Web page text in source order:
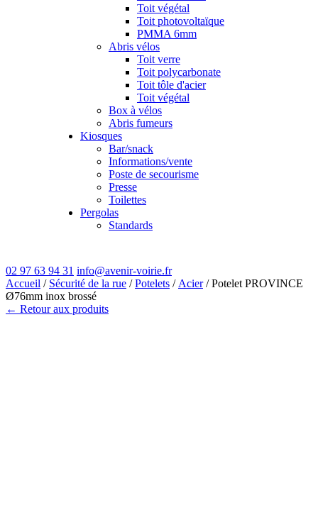
Toit végétal
Toit photovoltaïque
PMMA 6mm
Abris vélos
Toit verre
Toit polycarbonate
Toit tôle d'acier
Toit végétal
Box à vélos
Abris fumeurs
Kiosques
Bar/snack
Informations/vente
Poste de secourisme
Presse
Toilettes
Pergolas
Standards
02 97 63 94 31 info@avenir-voirie.fr
Accueil / Sécurité de la rue /Potelets / Acier/ Potelet PROVINCE
Ø76mm inox brossé
← Retour aux produits